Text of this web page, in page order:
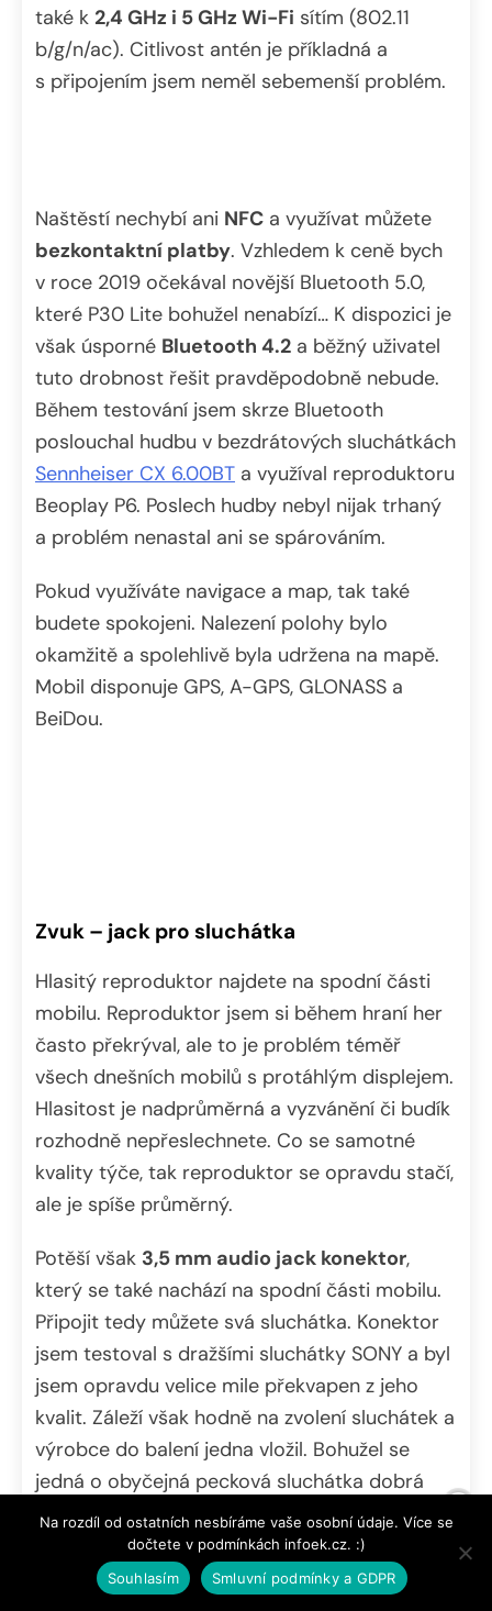
také k 2,4 GHz i 5 GHz Wi-Fi sítím (802.11
b/g/n/ac). Citlivost antén je příkladná a
s připojením jsem neměl sebemenší problém.
Naštěstí nechybí ani NFC a využívat můžete
bezkontaktní platby. Vzhledem k ceně bych
v roce 2019 očekával novější Bluetooth 5.0,
které P30 Lite bohužel nenabízí… K dispozici je
však úsporné Bluetooth 4.2 a běžný uživatel
tuto drobnost řešit pravděpodobně nebude.
Během testování jsem skrze Bluetooth
poslouchal hudbu v bezdrátových sluchátkách
Sennheiser CX 6.00BT a využíval reproduktoru
Beoplay P6. Poslech hudby nebyl nijak trhaný
a problém nenastal ani se spárováním.
Pokud využíváte navigace a map, tak také
budete spokojeni. Nalezení polohy bylo
okamžitě a spolehlivě byla udržena na mapě.
Mobil disponuje GPS, A-GPS, GLONASS a
BeiDou.
Zvuk – jack pro sluchátka
Hlasitý reproduktor najdete na spodní části
mobilu. Reproduktor jsem si během hraní her
často překrýval, ale to je problém téměř
všech dnešních mobilů s protáhlým displejem.
Hlasitost je nadprůměrná a vyzvánění či budík
rozhodně nepřeslechnete. Co se samotné
kvality týče, tak reproduktor se opravdu stačí,
ale je spíše průměrný.
Potěší však 3,5 mm audio jack konektor,
který se také nachází na spodní části mobilu.
Připojit tedy můžete svá sluchátka. Konektor
jsem testoval s dražšími sluchátky SONY a byl
jsem opravdu velice mile překvapen z jeho
kvalit. Záleží však hodně na zvolení sluchátek a
výrobce do balení jedna vložil. Bohužel se
jedná o obyčejná pecková sluchátka dobrá
leda tak pro hovory.
Na rozdíl od ostatních nesbíráme vaše osobní údaje. Více se
dočtete v podmínkách infoek.cz. :)
Souhlasím
Smluvní podmínky a GDPR